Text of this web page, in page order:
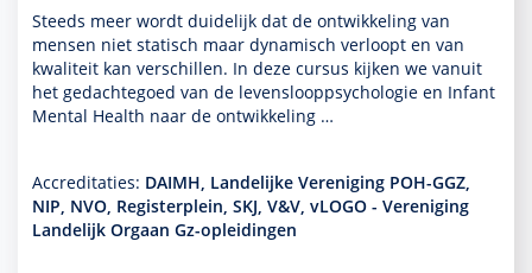
Steeds meer wordt duide­lijk dat de ont­wikke­ling van
mensen niet statisch maar dynamisch verloopt en van
kwaliteit kan ver­schil­len. In deze cursus kijken we vanuit
het gedachtegoed van de levens­looppsycho­logie en Infant
Mental Health naar de ont­wikke­ling …
Accreditaties: DAIMH, Landelijke Vereniging POH-GGZ,
NIP, NVO, Registerplein, SKJ, V&V, vLOGO - Vereniging
Landelijk Orgaan Gz-opleidingen